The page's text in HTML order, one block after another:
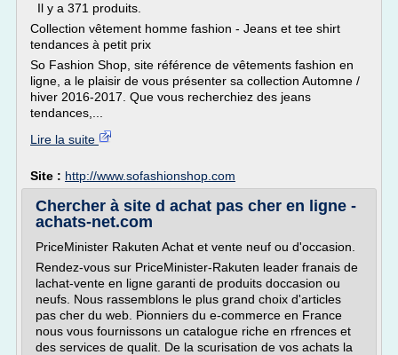
Il y a 371 produits.
Collection vêtement homme fashion - Jeans et tee shirt
tendances à petit prix
So Fashion Shop, site référence de vêtements fashion en
ligne, a le plaisir de vous présenter sa collection Automne /
hiver 2016-2017. Que vous recherchiez des jeans
tendances,...
Lire la suite
Site : http://www.sofashionshop.com
Chercher à site d achat pas cher en ligne -
achats-net.com
PriceMinister Rakuten Achat et vente neuf ou d'occasion.
Rendez-vous sur PriceMinister-Rakuten leader franais de
lachat-vente en ligne garanti de produits doccasion ou
neufs. Nous rassemblons le plus grand choix d'articles
pas cher du web. Pionniers du e-commerce en France
nous vous fournissons un catalogue riche en rfrences et
des services de qualit. De la scurisation de vos achats la